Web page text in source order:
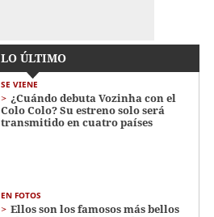
LO ÚLTIMO
SE VIENE
¿Cuándo debuta Vozinha con el
Colo Colo? Su estreno solo será
transmitido en cuatro países
EN FOTOS
Ellos son los famosos más bellos